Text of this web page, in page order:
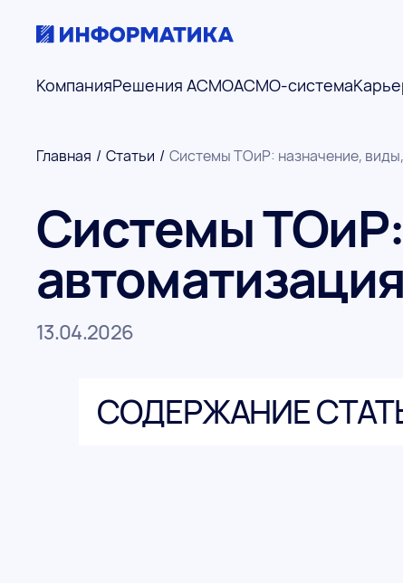
КомпанияРешения АСМОАСМО-система
Главная / Статьи / Системы ТОиР: назначение,
Системы
автоматизация
13.04.2026
СОДЕРЖАНИЕ